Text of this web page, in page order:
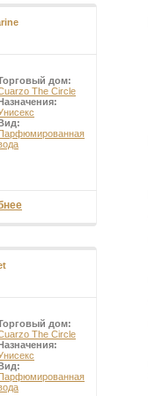
ароматов,
дом:
The Circle
дом:
The Circle